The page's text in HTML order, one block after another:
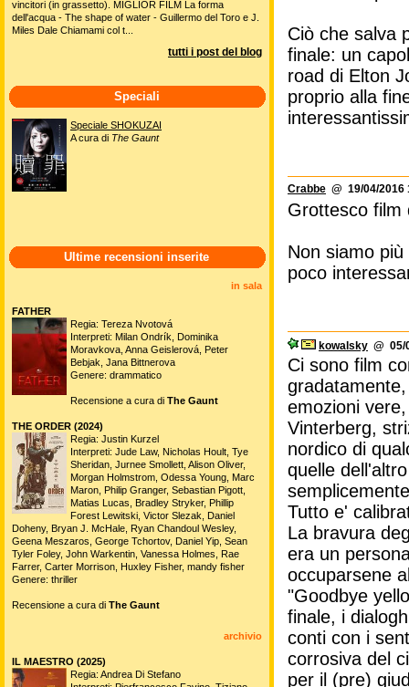
Ciò che salva
finale: un
road di Elton
proprio alla
Crabbe @ 19/04/2016
Grottesco film
Non siamo
poco
kowalsky @ 05/
Ci sono film
emozioni
Vinterberg,
nordico di
quelle
Tutto e'
La bravura
era un
occuparsene
"Goodbye
finale, i
conti con i
corrosiva del
per il (pre)
vincitori (in grassetto). MIGLIOR FILM La forma
dell'acqua - The shape of water - Guillermo del Toro e J.
Miles Dale Chiamami col t...
tutti i post del blog
Speciali
Speciale SHOKUZAI
A cura di The Gaunt
Ultime recensioni inserite
in sala
FATHER
Regia: Tereza Nvotová
Interpreti: Milan Ondrík, Dominika
Moravkova, Anna Geislerová, Peter
Bebjak, Jana Bittnerova
Genere: drammatico
Recensione a cura di The Gaunt
THE ORDER (2024)
Regia: Justin Kurzel
Interpreti: Jude Law, Nicholas Hoult, Tye
Sheridan, Jurnee Smollett, Alison Oliver,
Morgan Holmstrom, Odessa Young, Marc
Maron, Philip Granger, Sebastian Pigott,
Matias Lucas, Bradley Stryker, Phillip
Forest Lewitski, Victor Slezak, Daniel
Doheny, Bryan J. McHale, Ryan Chandoul Wesley,
Geena Meszaros, George Tchortov, Daniel Yip, Sean
Tyler Foley, John Warkentin, Vanessa Holmes, Rae
Farrer, Carter Morrison, Huxley Fisher, mandy fisher
Genere: thriller
Recensione a cura di The Gaunt
archivio
IL MAESTRO (2025)
Regia: Andrea Di Stefano